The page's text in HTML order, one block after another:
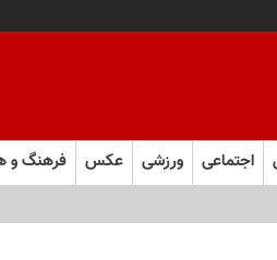
اجتماعی ورزشی عکس فرهنگ و
مصرف؛ شرایط خاص پذیرش